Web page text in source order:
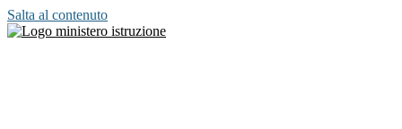
Salta al contenuto